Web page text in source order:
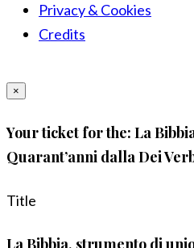
Privacy & Cookies
Credits
×
Your ticket for the: La
Quarant’anni dalla Dei
Title
La Bibbia, strumento di